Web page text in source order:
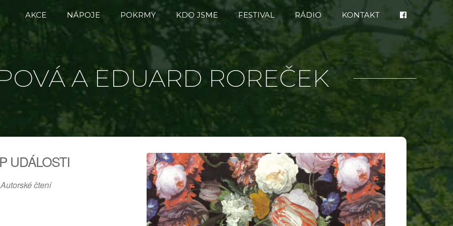
AKCE NÁPOJE POKRMY KDO JSME FESTIVAL RÁDIO KONTAKT
A EDUARD ROREČEK
UDÁLOSTI
Autorské čtení